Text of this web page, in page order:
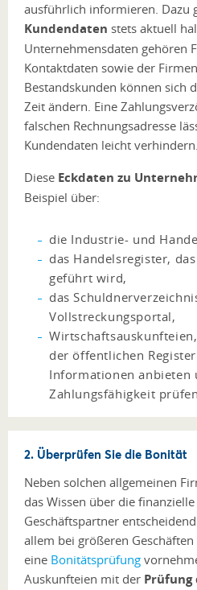
ausführlich informieren. Dazu
Kundendaten stets aktuell
Unternehmensdaten gehören
Kontaktdaten sowie der
Bestandskunden können sich
Zeit ändern. Eine
falschen Rechnungsadresse
Kundendaten leicht verhindern.
Diese Eckdaten zu
Beispiel über:
die Industrie- und
das Handelsregister,
geführt wird,
das
Vollstreckungsportal,
der öffentlichen
Informationen anbieten
Zahlungsfähigkeit
2. Überprüfen Sie die Bonität
Neben solchen allgemeinen
das Wissen über die
Geschäftspartner
allem bei größeren
eine Bonitätsprüfung
Auskunfteien mit der Prüfung